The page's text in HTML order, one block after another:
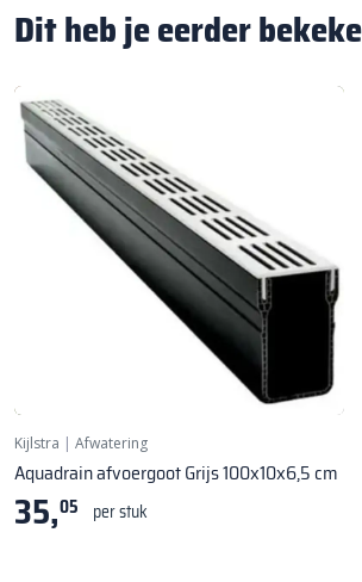
Dit heb je eerder
Kijlstra | Afwatering
Aquadrain afvoergoot Grijs 100x10x6,5 cm
35,05 per stuk